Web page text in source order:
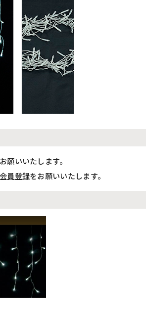
願いいたします。
員登録をお願いいたします。